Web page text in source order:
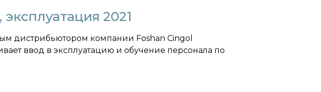
2021
дистрибьютором компании Foshan Cingol
ввод в эксплуатацию и обучение персонала по